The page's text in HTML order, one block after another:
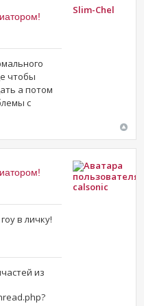
чтобы
а потом
с
Slim-Chel
в личку!
из
calsonic